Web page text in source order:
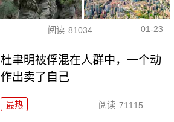
阅读 81034 01-23
杜聿明被俘混在人群中，一个动
作出卖了自己
最热 阅读 71115